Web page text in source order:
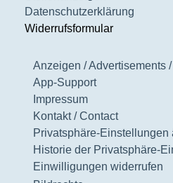
Datenschutzerklärung
Widerrufsformular
Anzeigen / Advertisements
App-Support
Impressum
Kontakt / Contact
Privatsphäre-Einstellungen
Historie der Privatsphäre-
Einwilligungen widerrufen